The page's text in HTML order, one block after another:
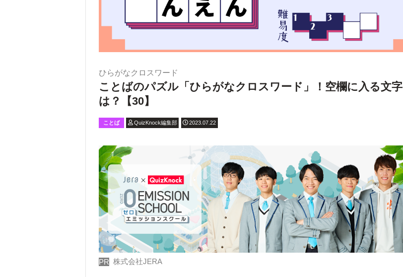
ひらがなクロスワード
ことばのパズル「ひらがなクロスワード」！空欄に入る文字
は？【30】
ことば QuizKnock編集部 2023.07.22
PR 株式会社JERA